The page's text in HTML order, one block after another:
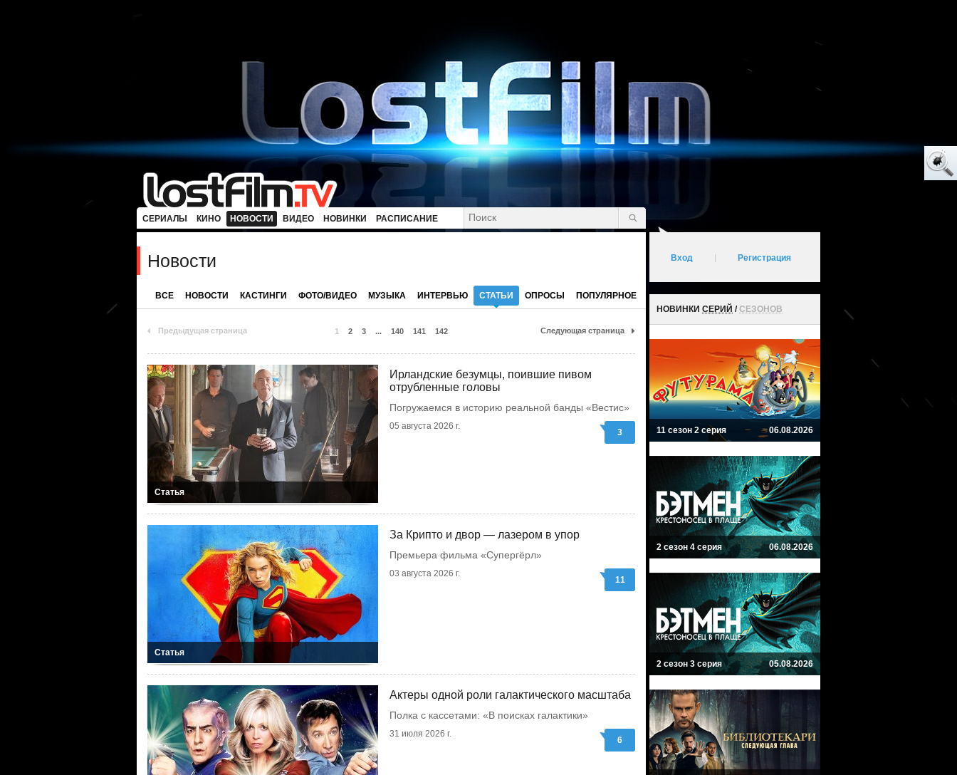
СЕРИАЛЫ КИНО НОВОСТИ ВИДЕО НОВИНКИ РАСПИСАНИЕ
Новости
ВСЕ НОВОСТИ КАСТИНГИ ФОТО/ВИДЕО МУЗЫКА ИНТЕРВЬЮ СТАТЬИ ОПРОСЫ ПОПУЛЯРНОЕ
Предыдущая страница 1 2 3 ... 140 141 142 Следующая страница
Статья
Ирландские безумцы, поившие пивом
отрубленные головы
Погружаемся в историю реальной банды «Вестис»
05 августа 2026 г.
3
Статья
За Крипто и двор — лазером в упор
Премьера фильма «Супергёрл»
03 августа 2026 г.
11
Актеры одной роли галактического масштаба
Полка с кассетами: «В поисках галактики»
31 июля 2026 г.
6
Вход Регистрация
НОВИНКИ СЕРИЙ /СЕЗОНОВ
11 сезон 2 серия 06.08.2026
2 сезон 4 серия 06.08.2026
2 сезон 3 серия 05.08.2026